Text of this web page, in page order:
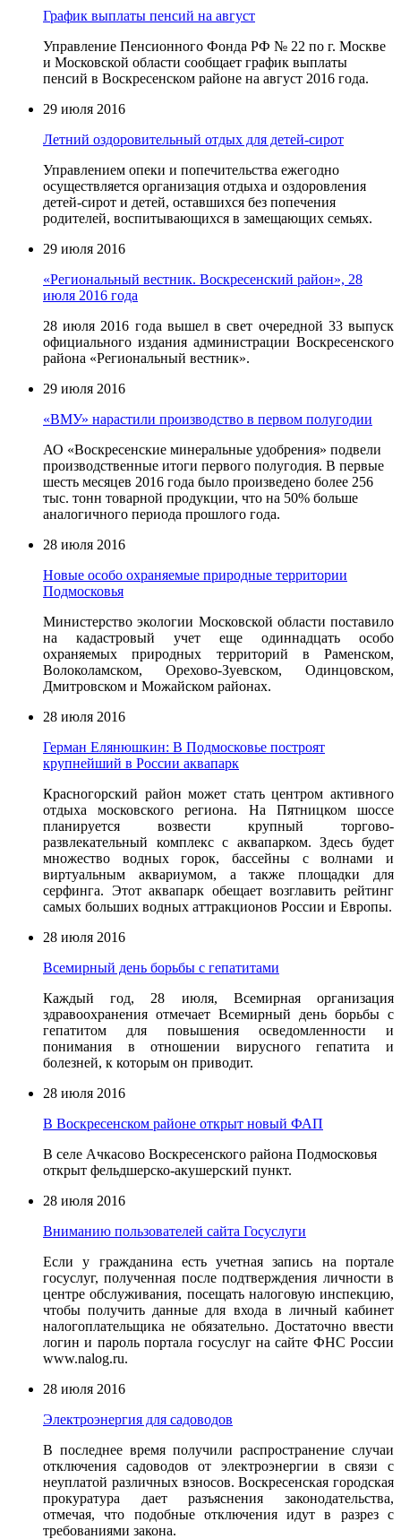
График выплаты пенсий на август
Управление Пенсионного Фонда РФ № 22 по г. Москве
и Московской области сообщает график выплаты
пенсий в Воскресенском районе на август 2016 года.
29 июля 2016
Летний оздоровительный отдых для детей-сирот
Управлением опеки и попечительства ежегодно
осуществляется организация отдыха и оздоровления
детей-сирот и детей, оставшихся без попечения
родителей, воспитывающихся в замещающих семьях.
29 июля 2016
«Региональный вестник. Воскресенский район», 28
июля 2016 года
28 июля 2016 года вышел в свет очередной 33 выпуск
официального издания администрации Воскресенского
района «Региональный вестник».
29 июля 2016
«ВМУ» нарастили производство в первом полугодии
АО «Воскресенские минеральные удобрения» подвели
производственные итоги первого полугодия. В первые
шесть месяцев 2016 года было произведено более 256
тыс. тонн товарной продукции, что на 50% больше
аналогичного периода прошлого года.
28 июля 2016
Новые особо охраняемые природные территории
Подмосковья
Министерство экологии Московской области поставило
на кадастровый учет еще одиннадцать особо
охраняемых природных территорий в Раменском,
Волоколамском, Орехово-Зуевском, Одинцовском,
Дмитровском и Можайском районах.
28 июля 2016
Герман Елянюшкин: В Подмосковье построят
крупнейший в России аквапарк
Красногорский район может стать центром активного
отдыха московского региона. На Пятницком шоссе
планируется возвести крупный торгово-
развлекательный комплекс с аквапарком. Здесь будет
множество водных горок, бассейны с волнами и
виртуальным аквариумом, а также площадки для
серфинга. Этот аквапарк обещает возглавить рейтинг
самых больших водных аттракционов России и Европы.
28 июля 2016
Всемирный день борьбы с гепатитами
Каждый год, 28 июля, Всемирная организация
здравоохранения отмечает Всемирный день борьбы с
гепатитом для повышения осведомленности и
понимания в отношении вирусного гепатита и
болезней, к которым он приводит.
28 июля 2016
В Воскресенском районе открыт новый ФАП
В селе Ачкасово Воскресенского района Подмосковья
открыт фельдшерско-акушерский пункт.
28 июля 2016
Вниманию пользователей сайта Госуслуги
Если у гражданина есть учетная запись на портале
госуслуг, полученная после подтверждения личности в
центре обслуживания, посещать налоговую инспекцию,
чтобы получить данные для входа в личный кабинет
налогоплательщика не обязательно. Достаточно ввести
логин и пароль портала госуслуг на сайте ФНС России
www.nalog.ru.
28 июля 2016
Электроэнергия для садоводов
В последнее время получили распространение случаи
отключения садоводов от электроэнергии в связи с
неуплатой различных взносов. Воскресенская городская
прокуратура дает разъяснения законодательства,
отмечая, что подобные отключения идут в разрез с
требованиями закона.